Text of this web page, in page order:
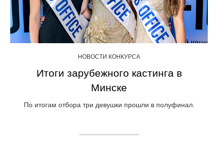
НОВОСТИ КОНКУРСА
Итоги зарубежного кастинга в
Минске
По итогам отбора три девушки прошли в полуфинал.